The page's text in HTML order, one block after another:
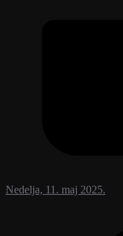
Nedelja, 11. maj 2025.